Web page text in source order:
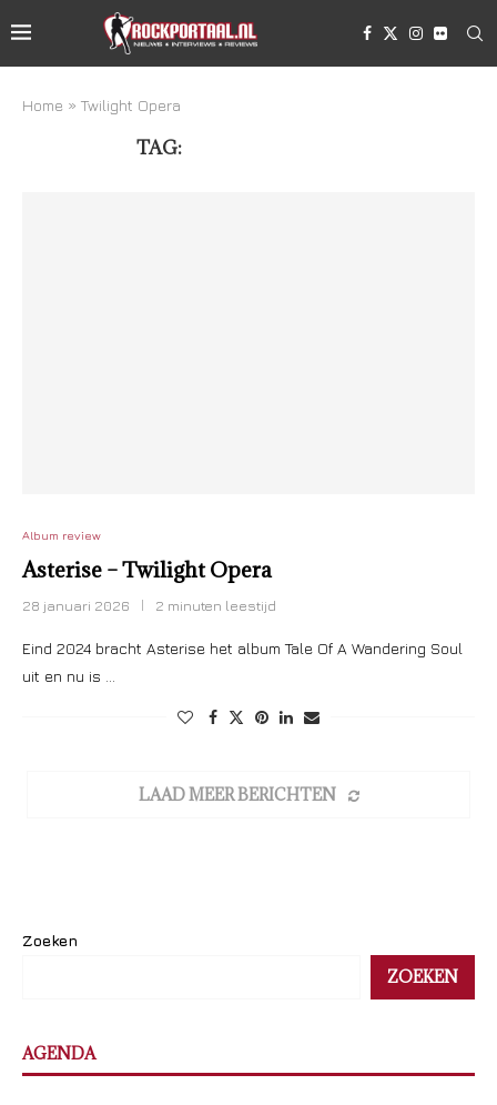
Home » Twilight Opera
TAG:
Album review
Asterise – Twilight Opera
28 januari 2026 2 minuten leestijd
Eind 2024 bracht Asterise het album Tale Of A Wandering Soul
uit en nu is …
LAAD MEER BERICHTEN
Zoeken
ZOEKEN
AGENDA